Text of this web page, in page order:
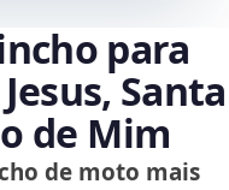
para
Santa
de Mim
de moto mais